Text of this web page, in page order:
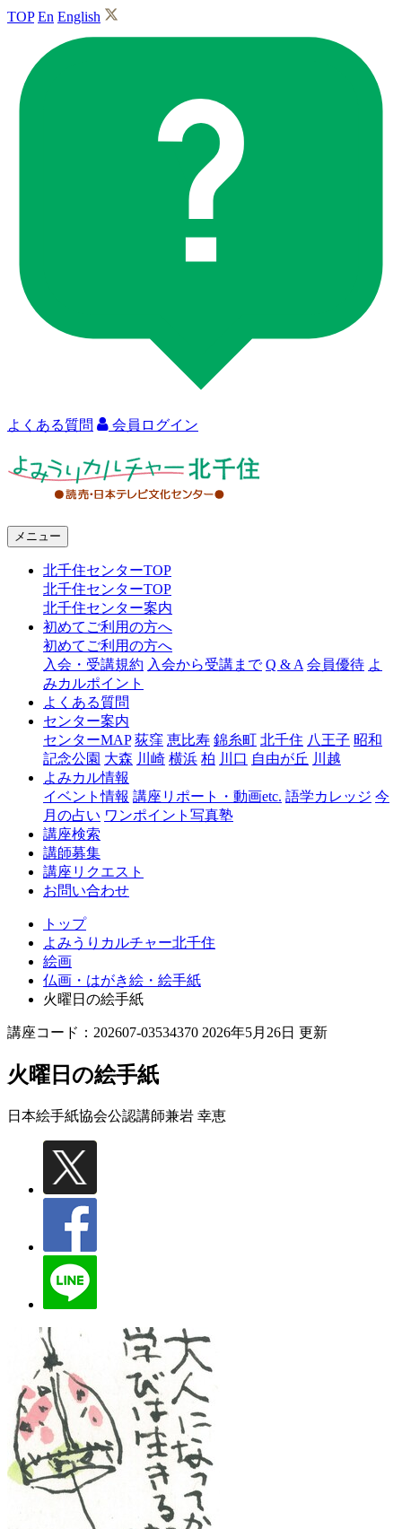
TOP En English
よくある質問 会員ログイン
ャ
千
メニュー
北千住センターTOP
北千住センターTOP
北千住センター案内
初めてご利用の方へ
初めてご利用の方へ
入会・受講規約 入会から受講まで Q & A 会員優待 よ
みカルポイント
よくある質問
センター案内
センターMAP 荻窪 恵比寿 錦糸町 北千住 八王子 昭和
記念公園 大森 川崎 横浜 柏 川口 自由が丘 川越
よみカル情報
イベント情報 講座リポート・動画etc. 語学カレッジ 今
月の占い ワンポイント写真塾
講座検索
講師募集
講座リクエスト
お問い合わせ
トップ
よみうりカルチャー北千住
絵画
仏画・はがき絵・絵手紙
火曜日の絵手紙
講座コード：202607-03534370 2026年5月26日 更新
火曜日の絵手紙
日本絵手紙協会公認講師兼岩 幸恵